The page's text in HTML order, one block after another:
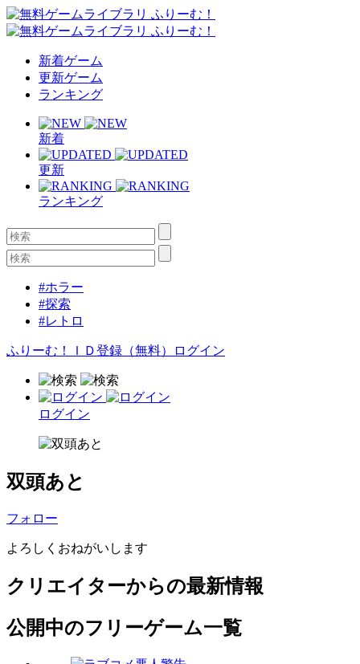
新着ゲーム
更新ゲーム
ランキング
新着
更新
ランキング
#ホラー
#探索
#レトロ
ふりーむ！ＩＤ登録（無料） ログイン
ログイン
双頭あと
フォロー
よろしくおねがいします
クリエイターからの最新情報
公開中のフリーゲーム一覧